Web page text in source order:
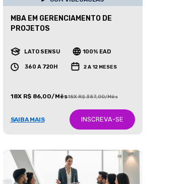
MBA EM GERENCIAMENTO DE
PROJETOS
LATO SENSU 100% EAD
360 A 720H 2 A 12 MESES
18X R$ 86,00/Mês18X R$ 387,00/Mês
SAIBA MAIS INSCREVA-SE